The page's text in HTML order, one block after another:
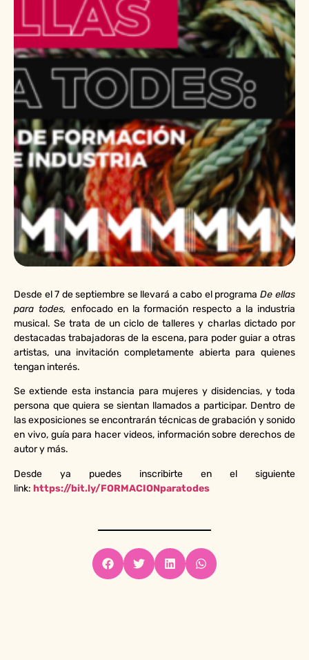
Desde el 7 de septiembre se llevará a cabo el programa De ellas
para todes, enfocado en la formación respecto a la industria
musical. Se trata de un ciclo de talleres y charlas dictado por
destacadas trabajadoras de la escena, para poder guiar a otras
artistas, una invitación completamente abierta para quienes
tengan interés.
Se extiende esta instancia para mujeres y disidencias, y toda
persona que quiera se sientan llamados a participar. Dentro de
las exposiciones se encontrarán técnicas de grabación y sonido
en vivo, guía para hacer videos, información sobre derechos de
autor y más.
Desde ya puedes inscribirte en el siguiente
link: https://bit.ly/FORMACIONparatodes